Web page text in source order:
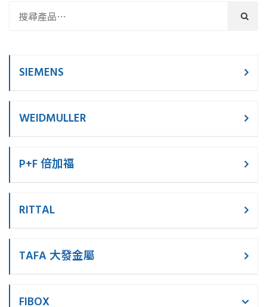
SIEMENS
WEIDMULLER
P+F 倍加福
RITTAL
TAFA 大發金屬
FIBOX